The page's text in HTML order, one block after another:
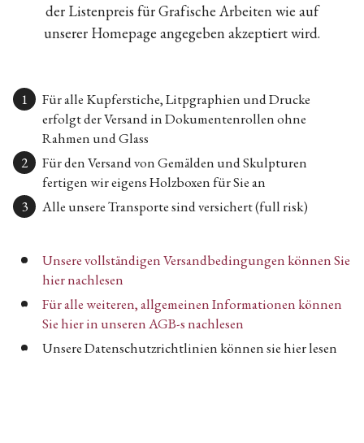
der Listenpreis für Grafische Arbeiten wie auf
unserer Homepage angegeben akzeptiert wird.
Für alle Kupferstiche, Litpgraphien und Drucke
erfolgt der Versand in Dokumentenrollen ohne
Rahmen und Glass
Für den Versand von Gemälden und Skulpturen
fertigen wir eigens Holzboxen für Sie an
Alle unsere Transporte sind versichert (full risk)
Unsere vollständigen Versandbedingungen können Sie
hier nachlesen
Für alle weiteren, allgemeinen Informationen können
Sie hier in unseren AGB-s nachlesen
Unsere Datenschutzrichtlinien können sie hier lesen